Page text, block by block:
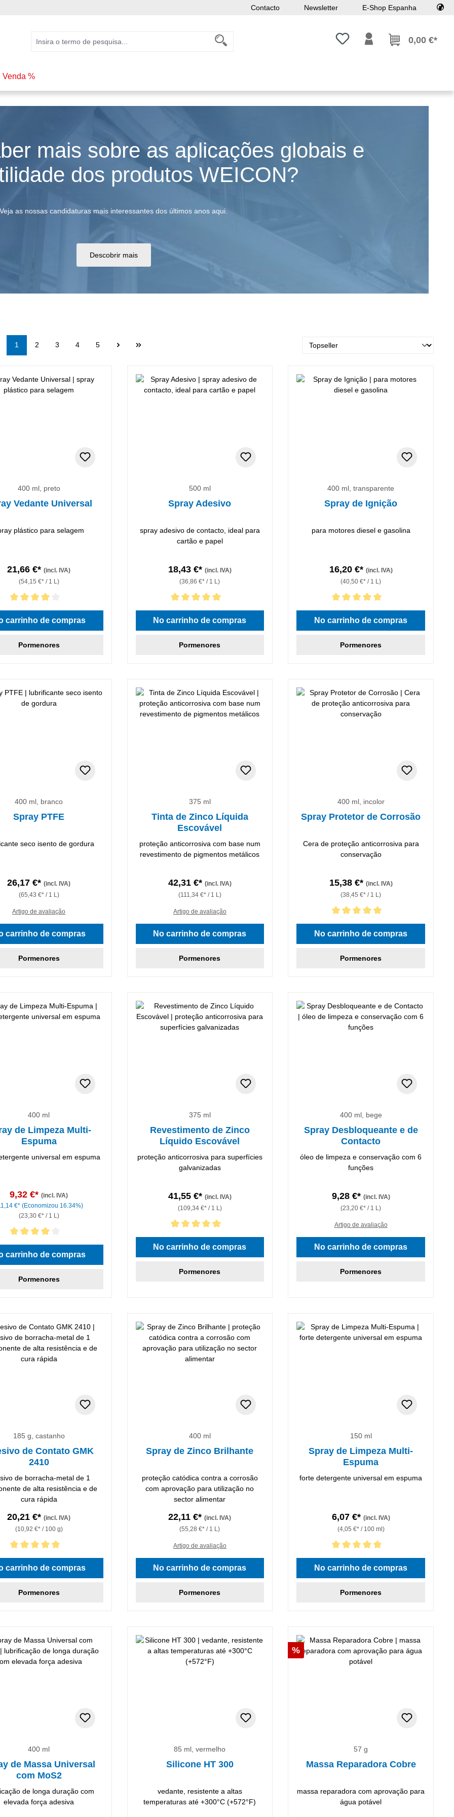
Contacto Newsletter E-Shop Espanha
Tem 0 itens da lista de desejos
0,00 €*
Venda %
mais sobre as aplicações globais e
dos produtos WEICON?
Veja as nossas candidaturas mais interessantes dos últimos anos aqui.
Descobrir mais
Lado
1 Lado
2 Lado
3 Lado
4 Lado
5
400 ml, preto
Vedante Universal
plástico para selagem
21,66 €*(incl. IVA)
(54,15 €* / 1 L)
média de 4 de 5 estrelas
carrinho de compras
Pormenores
500 ml
Spray Adesivo
spray adesivo de contacto, ideal para
cartão e papel
18,43 €* (incl. IVA)
(36,86 €* / 1 L)
Classificação média de 5 de 5 estrelas
No carrinho de compras
Pormenores
400 ml, transparente
Spray de Ignição
para motores diesel e gasolina
16,20 €* (incl. IVA)
(40,50 €* / 1 L)
Classificação média de 5 de 5 estrelas
No carrinho de compras
Pormenores
400 ml, branco
Spray PTFE
seco isento de gordura
26,17 €*(incl. IVA)
(65,43 €* / 1 L)
Artigo de avaliação
carrinho de compras
Pormenores
375 ml
Tinta de Zinco Líquida
Escovável
proteção anticorrosiva com base num
revestimento de pigmentos metálicos
42,31 €* (incl. IVA)
(111,34 €* / 1 L)
Artigo de avaliação
No carrinho de compras
Pormenores
400 ml, incolor
Spray Protetor de Corrosão
Cera de proteção anticorrosiva para
conservação
15,38 €* (incl. IVA)
(38,45 €* / 1 L)
Classificação média de 5 de 5 estrelas
No carrinho de compras
Pormenores
400 ml
de Limpeza Multi-
Espuma
universal em espuma
9,32 €*(incl. IVA)
€* (Economizou 16.34%)
(23,30 €* / 1 L)
média de 4 de 5 estrelas
carrinho de compras
Pormenores
375 ml
Revestimento de Zinco
Líquido Escovável
proteção anticorrosiva para superfícies
galvanizadas
41,55 €* (incl. IVA)
(109,34 €* / 1 L)
Classificação média de 5 de 5 estrelas
No carrinho de compras
Pormenores
400 ml, bege
Spray Desbloqueante e de
Contacto
óleo de limpeza e conservação com 6
funções
9,28 €* (incl. IVA)
(23,20 €* / 1 L)
Artigo de avaliação
No carrinho de compras
Pormenores
185 g, castanho
de Contato GMK
2410
de borracha-metal de 1
de alta resistência e de
cura rápida
20,21 €*(incl. IVA)
(10,92 €* / 100 g)
média de 5 de 5 estrelas
carrinho de compras
Pormenores
400 ml
Spray de Zinco Brilhante
proteção catódica contra a corrosão
com aprovação para utilização no
sector alimentar
22,11 €*(incl. IVA)
(55,28 €* / 1 L)
Artigo de avaliação
No carrinho de compras
Pormenores
150 ml
Spray de Limpeza Multi-
Espuma
forte detergente universal em espuma
6,07 €* (incl. IVA)
(4,05 €* / 100 ml)
Classificação média de 5 de 5 estrelas
No carrinho de compras
Pormenores
400 ml
de Massa Universal
com MoS2
de longa duração com
elevada força adesiva
85 ml, vermelho
Silicone HT 300
vedante, resistente a altas
temperaturas até +300°C (+572°F)
Desconto
%
57 g
Massa Reparadora Cobre
massa reparadora com aprovação para
água potável